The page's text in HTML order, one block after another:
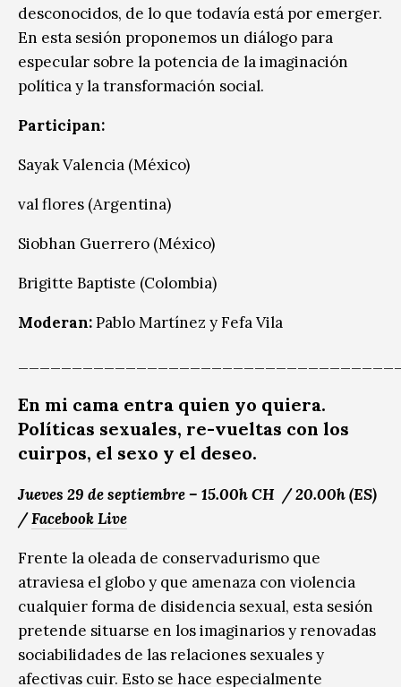
desconocidos, de lo que todavía está por emerger.
En esta sesión proponemos un diálogo para
especular sobre la potencia de la imaginación
política y la transformación social.
Participan:
Sayak Valencia (México)
val flores (Argentina)
Siobhan Guerrero (México)
Brigitte Baptiste (Colombia)
Moderan:Pablo Martínez y Fefa Vila
En mi cama entra quien yo quiera.
Políticas sexuales, re-vueltas con los
cuirpos, el sexo y el deseo.
Jueves 29 de septiembre – 15.00h CH / 20.00h (ES)
/Facebook Live
Frente la oleada de conservadurismo que
atraviesa el globo y que amenaza con violencia
cualquier forma de disidencia sexual, esta sesión
pretende situarse en los imaginarios y renovadas
sociabilidades de las relaciones sexuales y
afectivas cuir. Esto se hace especialmente